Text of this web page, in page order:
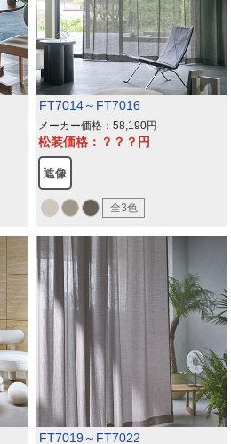
FT7014～FT7016
メーカー価格：58,190
松装価格：？？？
遮像
全3色
FT7019～FT7022